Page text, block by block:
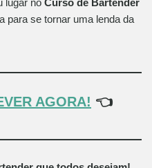
para se tornar uma lenda da
AGORA! 👈